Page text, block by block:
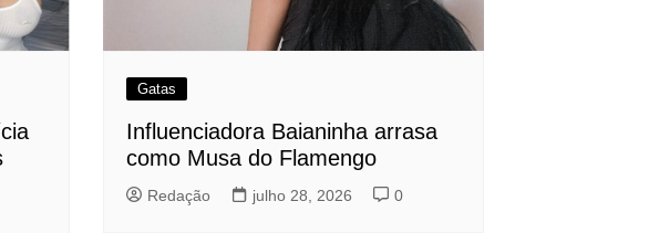
Gatas
Influenciadora Baianinha arrasa
como Musa do Flamengo
Redação julho 28, 2026 0